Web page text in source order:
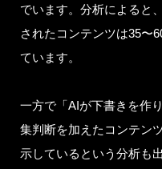
でいます。分析によると
されたコンテンツは35〜
ています。
一方で「AIが下書きを作
集判断を加えたコンテン
示しているという分析も